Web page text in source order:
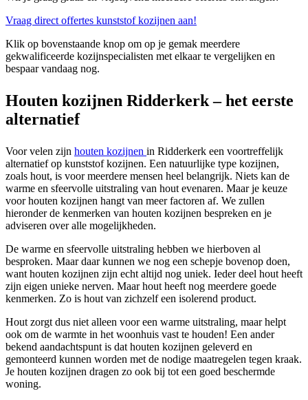
Vraag direct offertes kunststof kozijnen aan!
Klik op bovenstaande knop om op je gemak meerdere
gekwalificeerde kozijnspecialisten met elkaar te vergelijken en
bespaar vandaag nog.
Houten kozijnen Ridderkerk – het eerste
alternatief
Voor velen zijn houten kozijnen in Ridderkerk een voortreffelijk
alternatief op kunststof kozijnen. Een natuurlijke type kozijnen,
zoals hout, is voor meerdere mensen heel belangrijk. Niets kan de
warme en sfeervolle uitstraling van hout evenaren. Maar je keuze
voor houten kozijnen hangt van meer factoren af. We zullen
hieronder de kenmerken van houten kozijnen bespreken en je
adviseren over alle mogelijkheden.
De warme en sfeervolle uitstraling hebben we hierboven al
besproken. Maar daar kunnen we nog een schepje bovenop doen,
want houten kozijnen zijn echt altijd nog uniek. Ieder deel hout heeft
zijn eigen unieke nerven. Maar hout heeft nog meerdere goede
kenmerken. Zo is hout van zichzelf een isolerend product.
Hout zorgt dus niet alleen voor een warme uitstraling, maar helpt
ook om de warmte in het woonhuis vast te houden! Een ander
bekend aandachtspunt is dat houten kozijnen geleverd en
gemonteerd kunnen worden met de nodige maatregelen tegen kraak.
Je houten kozijnen dragen zo ook bij tot een goed beschermde
woning.